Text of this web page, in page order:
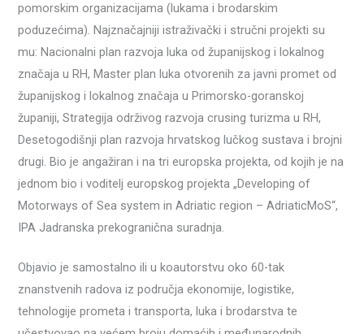
pomorskim organizacijama (lukama i brodarskim
poduzećima). Najznačajniji istraživački i stručni projekti su
mu: Nacionalni plan razvoja luka od županijskog i lokalnog
značaja u RH, Master plan luka otvorenih za javni promet od
županijskog i lokalnog značaja u Primorsko-goranskoj
županiji, Strategija održivog razvoja crusing turizma u RH,
Desetogodišnji plan razvoja hrvatskog lučkog sustava i brojni
drugi. Bio je angažiran i na tri europska projekta, od kojih je na
jednom bio i voditelj europskog projekta „Developing of
Motorways of Sea system in Adriatic region – AdriaticMoS“,
IPA Jadranska prekogranična suradnja.
Objavio je samostalno ili u koautorstvu oko 60-tak
znanstvenih radova iz područja ekonomije, logistike,
tehnologije prometa i transporta, luka i brodarstva te